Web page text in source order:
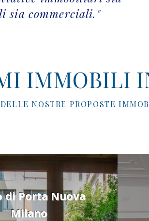
sia commerciali."
IMMOBILI
NOSTRE PROPOSTE
di Porta Nuova
Milano